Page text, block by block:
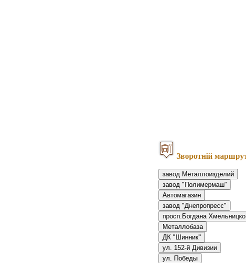
Зворотній
завод Металлоизделий
завод "Полимермаш"
Автомагазин
завод "Днепропресс"
просп.Богдана
Металлобаза
ДК "Шинник"
ул. 152-й Дивизии
ул. Победы